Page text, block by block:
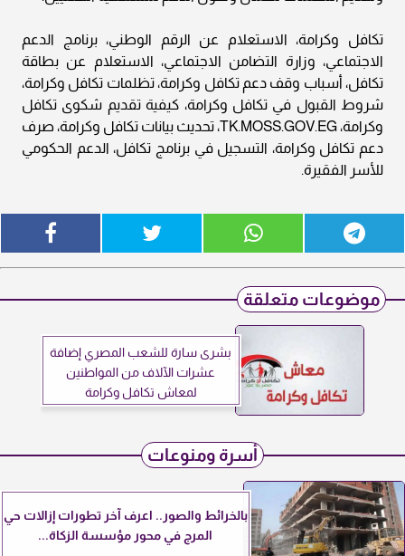
تكافل وكرامة، الاستعلام عن الرقم الوطني، برنامج الدعم
الاجتماعي، وزارة التضامن الاجتماعي، الاستعلام عن بطاقة
تكافل، أسباب وقف دعم تكافل وكرامة، تظلمات تكافل وكرامة،
شروط القبول في تكافل وكرامة، كيفية تقديم شكوى تكافل
وكرامة، TK.MOSS.GOV.EG، تحديث بيانات تكافل وكرامة، صرف
دعم تكافل وكرامة، التسجيل في برنامج تكافل، الدعم الحكومي
للأسر الفقيرة.
موضوعات متعلقة
بشرى سارة للشعب المصري إضافة
عشرات الآلاف من المواطنين
لمعاش تكافل وكرامة
أسرة ومنوعات
بالخرائط والصور.. اعرف آخر تطورات إزالات حي
المرج في محور مؤسسة الزكاة...